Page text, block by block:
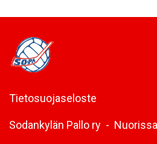
Tietosuojaseloste
Sodankylän Pallo ry -